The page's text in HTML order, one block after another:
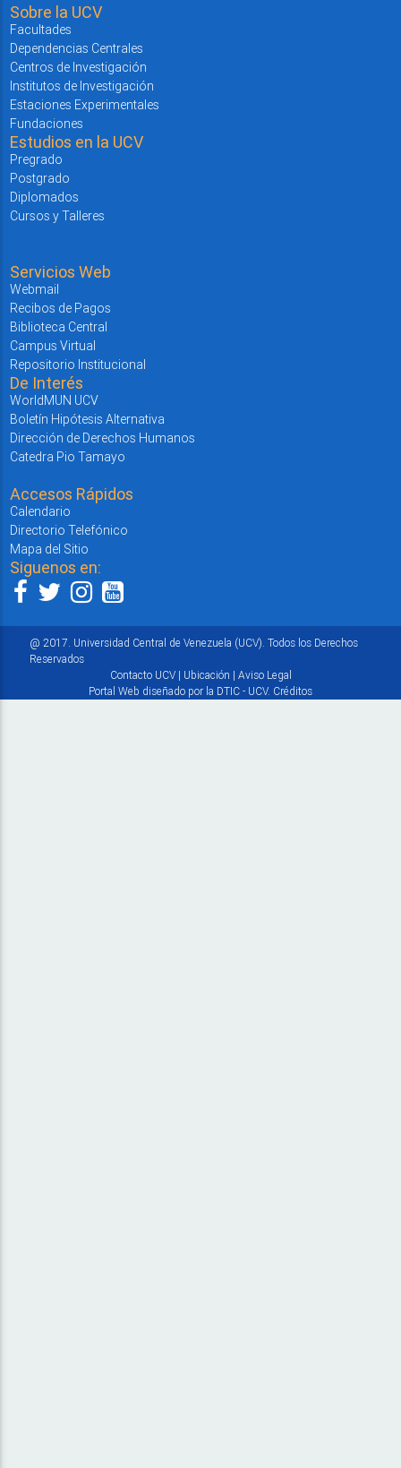
Sobre la UCV
Facultades
Dependencias Centrales
Centros de Investigación
Institutos de Investigación
Estaciones Experimentales
Fundaciones
Estudios en la UCV
Pregrado
Postgrado
Diplomados
Cursos y Talleres
Servicios Web
Webmail
Recibos de Pagos
Biblioteca Central
Campus Virtual
Repositorio Institucional
De Interés
WorldMUN UCV
Boletín Hipótesis Alternativa
Dirección de Derechos Humanos
Catedra Pio Tamayo
Accesos Rápidos
Calendario
Directorio Telefónico
Mapa del Sitio
Siguenos en:
@ 2017. Universidad Central de Venezuela (UCV). Todos los Derechos
Reservados
Contacto UCV| Ubicación | Aviso Legal
Portal Web diseñado por la DTIC - UCV. Créditos